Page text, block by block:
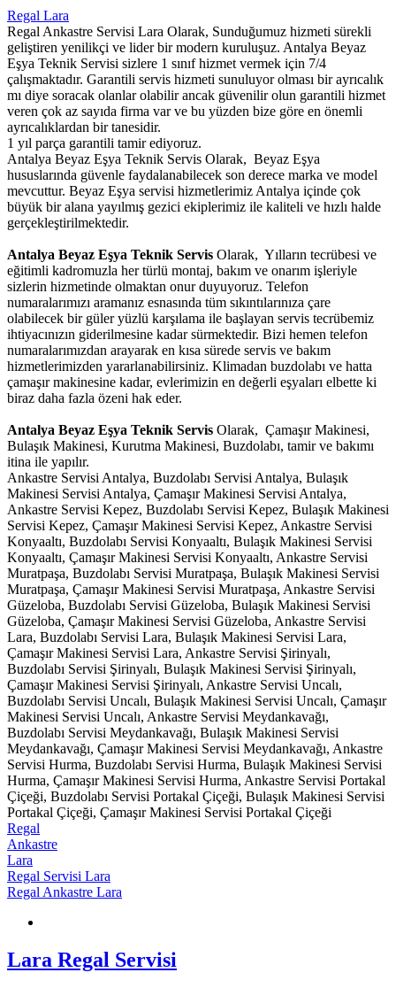
Regal Lara
Regal Ankastre Servisi Lara Olarak, Sunduğumuz hizmeti sürekli
geliştiren yenilikçi ve lider bir modern kuruluşuz. Antalya Beyaz
Eşya Teknik Servisi sizlere 1 sınıf hizmet vermek için 7/4
çalışmaktadır. Garantili servis hizmeti sunuluyor olması bir ayrıcalık
mı diye soracak olanlar olabilir ancak güvenilir olun garantili hizmet
veren çok az sayıda firma var ve bu yüzden bize göre en önemli
ayrıcalıklardan bir tanesidir.
1 yıl parça garantili tamir ediyoruz.
Antalya Beyaz Eşya Teknik Servis Olarak, Beyaz Eşya
hususlarında güvenle faydalanabilecek son derece marka ve model
mevcuttur. Beyaz Eşya servisi hizmetlerimiz Antalya içinde çok
büyük bir alana yayılmış gezici ekiplerimiz ile kaliteli ve hızlı halde
gerçekleştirilmektedir.
Antalya Beyaz Eşya Teknik Servis Olarak, Yılların tecrübesi ve
eğitimli kadromuzla her türlü montaj, bakım ve onarım işleriyle
sizlerin hizmetinde olmaktan onur duyuyoruz. Telefon
numaralarımızı aramanız esnasında tüm sıkıntılarınıza çare
olabilecek bir güler yüzlü karşılama ile başlayan servis tecrübemiz
ihtiyacınızın giderilmesine kadar sürmektedir. Bizi hemen telefon
numaralarımızdan arayarak en kısa sürede servis ve bakım
hizmetlerimizden yararlanabilirsiniz. Klimadan buzdolabı ve hatta
çamaşır makinesine kadar, evlerimizin en değerli eşyaları elbette ki
biraz daha fazla özeni hak eder.
Antalya Beyaz Eşya Teknik Servis Olarak, Çamaşır Makinesi,
Bulaşık Makinesi, Kurutma Makinesi, Buzdolabı, tamir ve bakımı
itina ile yapılır.
Ankastre Servisi Antalya, Buzdolabı Servisi Antalya, Bulaşık
Makinesi Servisi Antalya, Çamaşır Makinesi Servisi Antalya,
Ankastre Servisi Kepez, Buzdolabı Servisi Kepez, Bulaşık Makinesi
Servisi Kepez, Çamaşır Makinesi Servisi Kepez, Ankastre Servisi
Konyaaltı, Buzdolabı Servisi Konyaaltı, Bulaşık Makinesi Servisi
Konyaaltı, Çamaşır Makinesi Servisi Konyaaltı, Ankastre Servisi
Muratpaşa, Buzdolabı Servisi Muratpaşa, Bulaşık Makinesi Servisi
Muratpaşa, Çamaşır Makinesi Servisi Muratpaşa, Ankastre Servisi
Güzeloba, Buzdolabı Servisi Güzeloba, Bulaşık Makinesi Servisi
Güzeloba, Çamaşır Makinesi Servisi Güzeloba, Ankastre Servisi
Lara, Buzdolabı Servisi Lara, Bulaşık Makinesi Servisi Lara,
Çamaşır Makinesi Servisi Lara, Ankastre Servisi Şirinyalı,
Buzdolabı Servisi Şirinyalı, Bulaşık Makinesi Servisi Şirinyalı,
Çamaşır Makinesi Servisi Şirinyalı, Ankastre Servisi Uncalı,
Buzdolabı Servisi Uncalı, Bulaşık Makinesi Servisi Uncalı, Çamaşır
Makinesi Servisi Uncalı, Ankastre Servisi Meydankavağı,
Buzdolabı Servisi Meydankavağı, Bulaşık Makinesi Servisi
Meydankavağı, Çamaşır Makinesi Servisi Meydankavağı, Ankastre
Servisi Hurma, Buzdolabı Servisi Hurma, Bulaşık Makinesi Servisi
Hurma, Çamaşır Makinesi Servisi Hurma, Ankastre Servisi Portakal
Çiçeği, Buzdolabı Servisi Portakal Çiçeği, Bulaşık Makinesi Servisi
Portakal Çiçeği, Çamaşır Makinesi Servisi Portakal Çiçeği
Regal
Ankastre
Lara
Regal Servisi Lara
Regal Ankastre Lara
Lara Regal Servisi